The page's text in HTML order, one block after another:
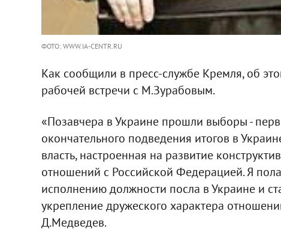
ФОТО: WWW.IA-CENTR.RU
Как сообщили в пресс-службе Кремля, об
рабочей встречи с М.Зурабовым.
«Позавчера в Украине прошли выборы -
окончательного подведения итогов в
власть, настроенная на развитие
отношений с Российской Федерацией. Я
исполнению должности посла в Украине и
укрепление дружеского характера
Д.Медведев.